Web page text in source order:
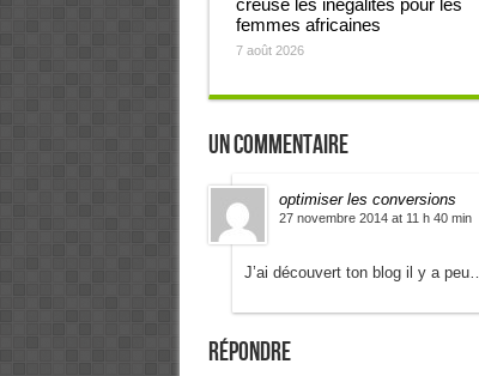
creuse les inégalités pour les
femmes africaines
7 août 2026
Un commentaire
optimiser les conversions
27 novembre 2014 at 11 h 40 min
J’ai découvert ton blog il y a
Répondre